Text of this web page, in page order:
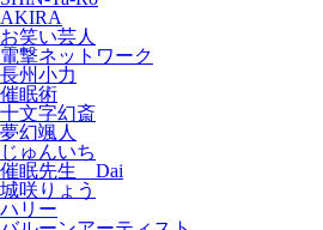
AKIRA
お笑い芸人
電撃ネットワーク
長州小力
催眠術
十文字幻斎
夢幻颯人
じゅんいち
催眠先生 Dai
城咲りょう
ハリー